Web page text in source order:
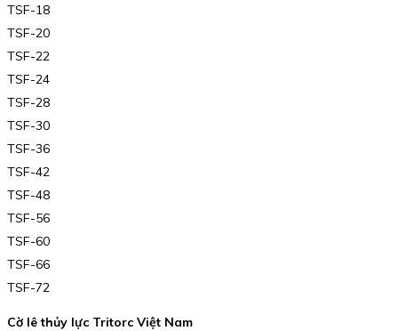
TSF-18
TSF-20
TSF-22
TSF-24
TSF-28
TSF-30
TSF-36
TSF-42
TSF-48
TSF-56
TSF-60
TSF-66
TSF-72
Cờ lê thủy lực Tritorc Việt Nam